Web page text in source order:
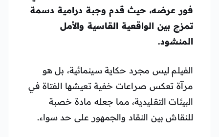
فور عرضه، حيث قدم وجبة درامية دسمة
تمزج بين الواقعية القاسية والأمل
المنشود.
الفيلم ليس مجرد حكاية سينمائية، بل هو
مرآة تعكس صراعات خفية تعيشها الفتاة في
البيئات التقليدية، مما جعله مادة خصبة
للنقاش بين النقاد والجمهور على حد سواء.